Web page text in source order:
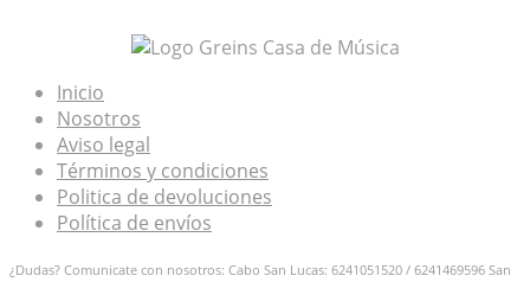
Inicio
Nosotros
Aviso legal
Términos y condiciones
Politica de devoluciones
Política de envíos
¿Dudas? Comunicate con nosotros: Cabo San Lucas: 6241051520 / 6241469596 San